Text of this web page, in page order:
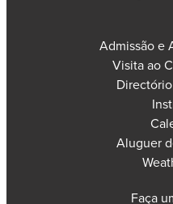
Admissão e
Visita ao
Aluguer
Faça